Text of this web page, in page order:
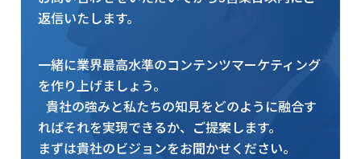
返信いたします。
一緒に業界最高水準のコンテンツマーケティング
を作り上げましょう。
貴社の強みと私たちの知見をどのように融合す
ればそれを実現できるか、ご提案します。
まずは貴社のビジョンをお聞かせください。